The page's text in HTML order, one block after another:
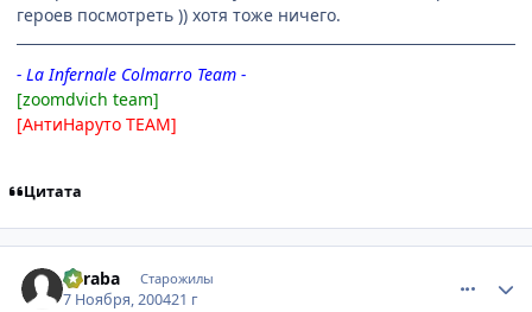
героев посмотреть )) хотя тоже ничего.
- La Infernale Colmarro Team -
[zoomdvich team]
[АнтиНаруто TEAM]
Цитата
Suraba Старожилы
7 Ноября, 200421 г